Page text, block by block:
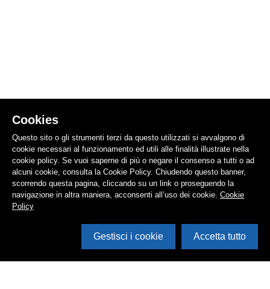
Cookies
Questo sito o gli strumenti terzi da questo utilizzati si avvalgono di
cookie necessari al funzionamento ed utili alle finalità illustrate nella
cookie policy. Se vuoi saperne di più o negare il consenso a tutti o ad
alcuni cookie, consulta la Cookie Policy. Chiudendo questo banner,
scorrendo questa pagina, cliccando su un link o proseguendo la
navigazione in altra maniera, acconsenti all’uso dei cookie. Cookie
Policy
Gestisci i cookie Accetta tutto